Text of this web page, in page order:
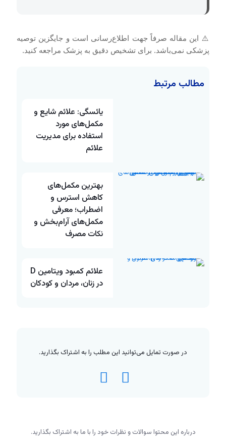
⚠️ این مقاله صرفاً جهت اطلاع‌رسانی است و جایگزین توصیه
پزشکی نمی‌باشد. برای تشخیص دقیق به پزشک مراجعه کنید.
مطالب مرتبط
یائسگی: علائم شایع و
مکمل‌های مورد
استفاده برای مدیریت
علائم
بهترین مکمل‌های
کاهش استرس و
اضطراب؛ معرفی
مکمل‌های آرام‌بخش و
نکات مصرف
علائم کمبود ویتامین D
در زنان، مردان و کودکان
در صورت تمایل می‌توانید این مطلب را به اشتراک بگذارید.
درباره‌ این محتوا سوالات و نظرات خود را با ما به اشتراک بگذارید.